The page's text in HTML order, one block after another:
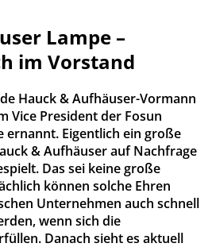
Lampe –
im Vorstand
Hauck & Aufhäuser-Vormann
Vice President der Fosun
ernannt. Eigentlich ein große
& Aufhäuser auf Nachfrage
Das sei keine große
können solche Ehren
Unternehmen auch schnell
wenn sich die
Danach sieht es aktuell